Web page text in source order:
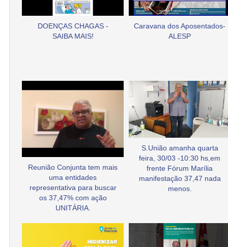
DOENÇAS CHAGAS -
SAIBA MAIS!
Caravana dos Aposentados-
ALESP
Reunião Conjunta tem mais
uma entidades
representativa para buscar
os 37,47% com ação
UNITÁRIA.
S.União amanha quarta
feira, 30/03 -10:30 hs,em
frente Fórum Marília
manifestação 37,47 nada
menos.